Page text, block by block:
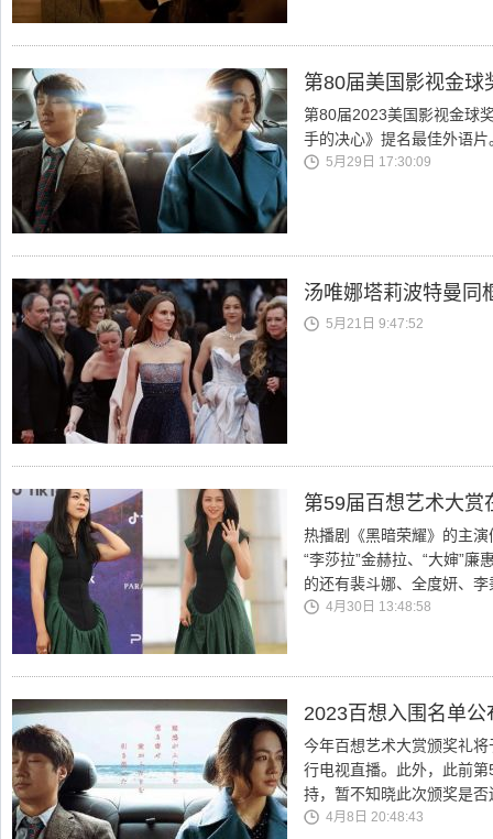
第80届美国影视金球
第80届2023美国影视金球
手的决心》提名最佳外语片
5月29日 17:30:09
汤唯娜塔莉波特曼同
5月21日 9:47:52
第59届百想艺术大赏
热播剧《黑暗荣耀》的主
“李莎拉”金赫拉、“大婶”廉
的还有裴斗娜、全度妍、
4月30日 13:48:58
2023百想入围名单
今年百想艺术大赏颁奖礼
行电视直播。此外，此前
持，暂不知晓此次颁奖是
4月8日 20:48:43